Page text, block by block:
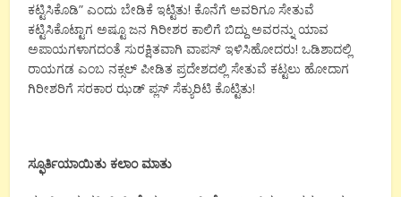
ಕಟ್ಟಿಸಿಕೊಡಿ” ಎಂದು ಬೇಡಿಕೆ ಇಟ್ಟಿತು! ಕೊನೆಗೆ ಅವರಿಗೂ ಸೇತುವೆ
ಕಟ್ಟಿಸಿಕೊಟ್ಟಾಗ ಅಷ್ಟೂ ಜನ ಗಿರೀಶರ ಕಾಲಿಗೆ ಬಿದ್ದು ಅವರನ್ನು ಯಾವ
ಅಪಾಯಗಳಾಗದಂತೆ ಸುರಕ್ಷಿತವಾಗಿ ವಾಪಸ್ ಇಳಿಸಿಹೋದರು! ಒಡಿಶಾದಲ್ಲಿ
ರಾಯಗಡ ಎಂಬ ನಕ್ಸಲ್ ಪೀಡಿತ ಪ್ರದೇಶದಲ್ಲಿ ಸೇತುವೆ ಕಟ್ಟಲು ಹೋದಾಗ
ಗಿರೀಶರಿಗೆ ಸರಕಾರ ಝಡ್ ಪ್ಲಸ್ ಸೆಕ್ಯುರಿಟಿ ಕೊಟ್ಟಿತು!
ಸ್ಫೂರ್ತಿಯಾಯಿತು ಕಲಾಂ ಮಾತು